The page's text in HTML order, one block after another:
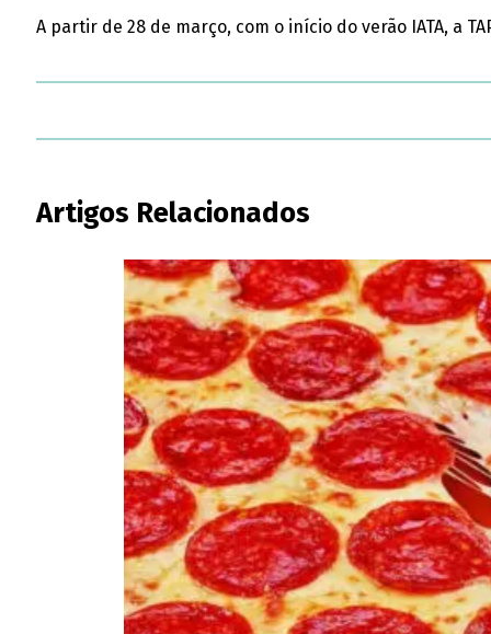
A partir de 28 de março, com o início do verão IATA, a
Artigos Relacionados